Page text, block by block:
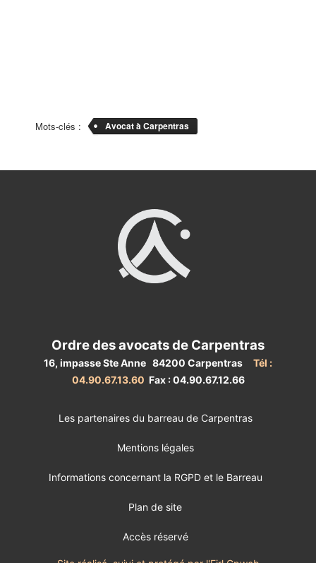
Mots-clés : Avocat à Carpentras
Ordre des avocats de Carpentras
16, impasse Ste Anne 84200 Carpentras
Tél :
04.90.67.13.60 Fax : 04.90.67.12.66
Les partenaires du barreau de Carpentras
Mentions légales
Informations concernant la RGPD et le Barreau
Plan de site
Accès réservé